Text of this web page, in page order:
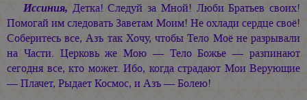
Иссиния, Детка! Следуй за Мной! Люби Братьев своих!
Помогай им следовать Заветам Моим! Не охлади сердце своё!
Соберитесь все, Азъ так Хочу, чтобы Тело Моё не разрывали
на Части. Церковь же Мою — Тело Божье — разпинают
сегодня все, кто может. Ибо, когда страдают Мои Верующие
— Плачет, Рыдает Космос, и Азъ — Болею!